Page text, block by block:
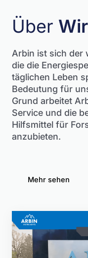
Über Wir
Arbin ist sich der
die die
täglichen Leben
Bedeutung für
Grund arbeitet
Service und die
Hilfsmittel für
anzubieten.
Mehr sehen
Video-
Player